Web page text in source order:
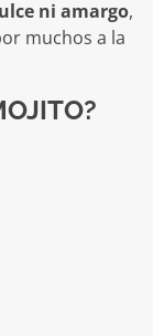
ni amargo,
muchos a la